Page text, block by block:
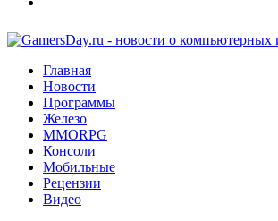
Главная
Новости
Программы
Железо
MMORPG
Консоли
Мобильные
Рецензии
Видео